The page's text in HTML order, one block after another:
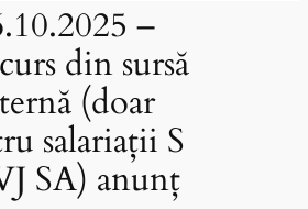
–
din sursă
(doar
salariații S
SA) anunț